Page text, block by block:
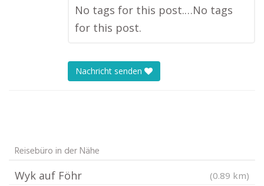
No tags for this post.…No tags
for this post.
Nachricht senden
Reisebüro in der Nähe
Wyk auf Föhr (0.89 km)